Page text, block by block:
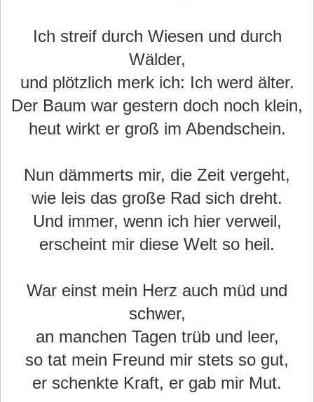
Ich streif durch Wiesen und durch
Wälder,
und plötzlich merk ich: Ich werd älter.
Der Baum war gestern doch noch klein,
heut wirkt er groß im Abendschein.
Nun dämmerts mir, die Zeit vergeht,
wie leis das große Rad sich dreht.
Und immer, wenn ich hier verweil,
erscheint mir diese Welt so heil.
War einst mein Herz auch müd und
schwer,
an manchen Tagen trüb und leer,
so tat mein Freund mir stets so gut,
er schenkte Kraft, er gab mir Mut.